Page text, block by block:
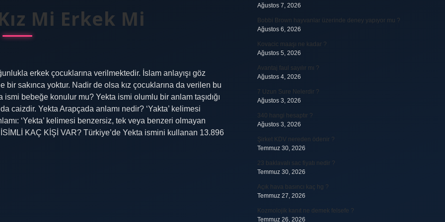
Mi Erkek Mi
erkek çocuklarına verilmektedir. İslam anlayışı göz
bir sakınca yoktur. Nadir de olsa kız çocuklarına da verilen bu
bebeğe konulur mu? Yekta ismi olumlu bir anlam taşıdığı
caizdir. Yekta Arapçada anlamı nedir? ‘Yakta’ kelimesi
‘Yekta’ kelimesi benzersiz, tek veya benzeri olmayan
KAÇ KİŞİ VAR? Türkiye’de Yekta ismini kullanan 13.896
Ağustos 7, 2026
Bobbi Brown hayvanlar üzerinde deney yapıyor mu ?
Ağustos 6, 2026
Kovacic maaşı ne kadar ?
Ağustos 5, 2026
Avantaj faul sayılır mı ?
Ağustos 4, 2026
7 Uzun Sure Nelerdir ?
Ağustos 3, 2026
340 hangi hesaptır ?
Ağustos 3, 2026
Şirket KDV nereden ödenir ?
Temmuz 30, 2026
23 baklavalı sac fiyatı nedir ?
Temmuz 30, 2026
Açık hava basıncı kaç hg ?
Temmuz 27, 2026
Kozmolojik kanıt ne demek felsefe ?
Temmuz 26, 2026